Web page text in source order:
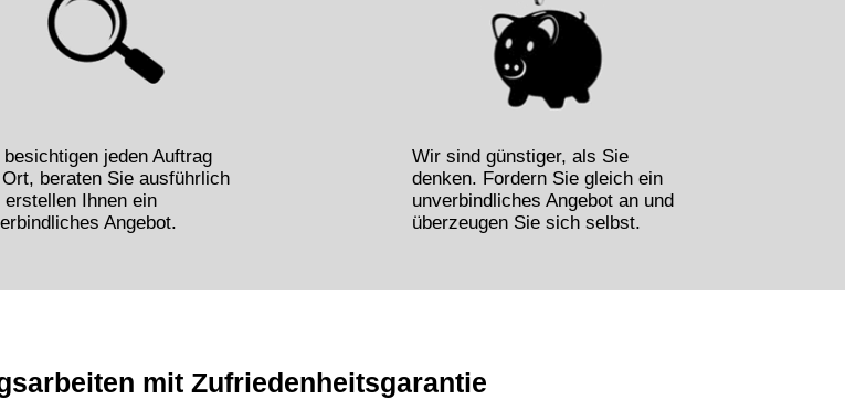
jeden Auftrag
beraten Sie ausführlich
erstellen Ihnen ein
Angebot.
Wir sind günstiger, als Sie
denken. Fordern Sie gleich ein
unverbindliches Angebot an und
überzeugen Sie sich selbst.
mit Zufriedenheitsgarantie